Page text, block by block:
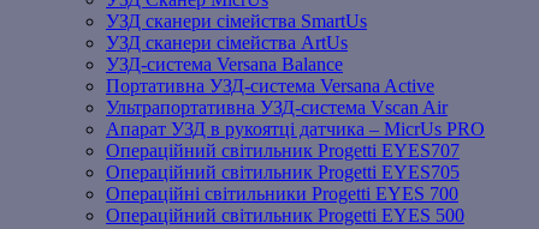
УЗД сканери сімейства SmartUs
УЗД сканери сімейства ArtUs
УЗД-система Versana Balance
Портативна УЗД-система Versana Active
Ультрапортативна УЗД-система Vscan Air
Апарат УЗД в рукоятці датчика – MicrUs PRO
Операційний світильник Progetti EYES707
Операційний світильник Progetti EYES705
Операційні світильники Progetti EYES 700
Операційний світильник Progetti EYES 500